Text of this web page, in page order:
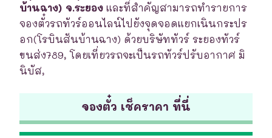
บ้านฉาง) จ.ระยอง และที่สำคัญสามารถทำรายการ
จองตั๋วรถทัวร์ออนไลน์ไปยังจุดจอดแยกเนินกระปร
อก(โรบินสันบ้านฉาง) ด้วยบริษัททัวร์ ระยองทัวร์
ขนส่ง789, โดยเที่ยวรถจะเป็นรถทัวร์ปรับอากาศ มิ
นิบัส,
จองตั๋ว เช็คราคา ที่นี่